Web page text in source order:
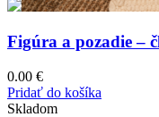
Figúra a pozadie –
0.00 €
Pridať do košíka
Skladom